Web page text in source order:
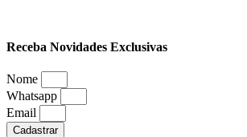
Receba Novidades Exclusivas
Nome
Whatsapp
Email
Cadastrar